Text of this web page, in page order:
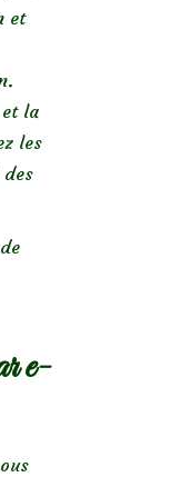
et
et la
les
e-